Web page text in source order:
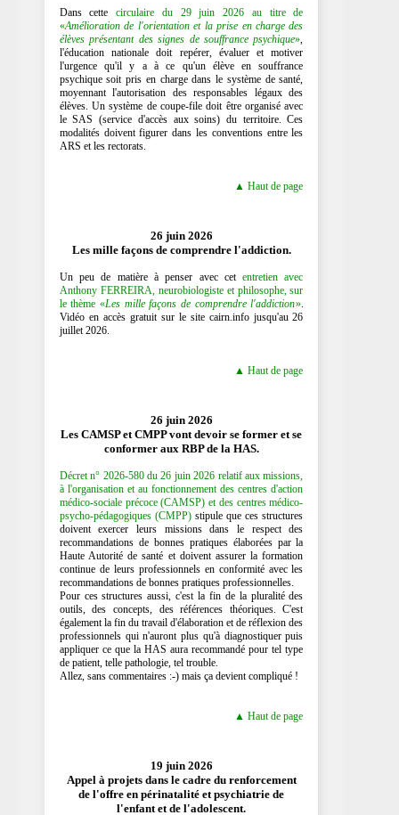
Dans cettecirculaire du 29 juin 2026 au titre de
«Amélioration de l'orientation et la prise en charge des
élèves présentant des signes de souffrance psychique»,
l'éducation nationale doit repérer, évaluer et motiver
l'urgence qu'il y a à ce qu'un élève en souffrance
psychique soit pris en charge dans le système de santé,
moyennant l'autorisation des responsables légaux des
élèves. Un système de coupe-file doit être organisé avec
le SAS (service d'accès aux soins) du territoire. Ces
modalités doivent figurer dans les conventions entre les
ARS et les rectorats.
▲ Haut de page
26 juin 2026
Les mille façons de comprendre l'addiction.
Un peu de matière à penser avec cetentretien avec
Anthony FERREIRA, neurobiologiste et philosophe, sur
le thème «Les mille façons de comprendre l'addiction».
Vidéo en accès gratuit sur le site cairn.info jusqu'au 26
juillet 2026.
▲ Haut de page
26 juin 2026
Les CAMSP et CMPP vont devoir se former et se
conformer aux RBP de la HAS.
Décret n° 2026-580 du 26 juin 2026 relatif aux missions,
à l'organisation et au fonctionnement des centres d'action
médico-sociale précoce (CAMSP) et des centres médico-
psycho-pédagogiques (CMPP)stipule que ces structures
doivent exercer leurs missions dans le respect des
recommandations de bonnes pratiques élaborées par la
Haute Autorité de santé et doivent assurer la formation
continue de leurs professionnels en conformité avec les
recommandations de bonnes pratiques professionnelles.
Pour ces structures aussi, c'est la fin de la pluralité des
outils, des concepts, des références théoriques. C'est
également la fin du travail d'élaboration et de réflexion des
professionnels qui n'auront plus qu'à diagnostiquer puis
appliquer ce que la HAS aura recommandé pour tel type
de patient, telle pathologie, tel trouble.
Allez, sans commentaires :-) mais ça devient compliqué !
▲ Haut de page
19 juin 2026
Appel à projets dans le cadre du renforcement
de l'offre en périnatalité et psychiatrie de
l'enfant et de l'adolescent.